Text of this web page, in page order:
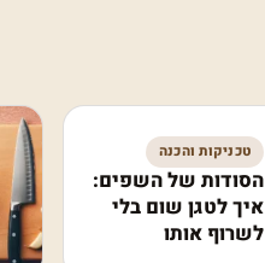
טכניקות והכנה
הסודות של השפים:
איך לטגן שום בלי
לשרוף אותו